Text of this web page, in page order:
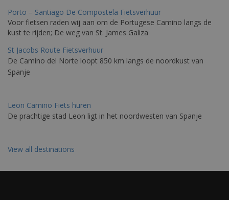
Porto – Santiago De Compostela Fietsverhuur
Voor fietsen raden wij aan om de Portugese Camino langs de
kust te rijden; De weg van St. James Galiza
St Jacobs Route Fietsverhuur
De Camino del Norte loopt 850 km langs de noordkust van
Spanje
Leon Camino Fiets huren
De prachtige stad Leon ligt in het noordwesten van Spanje
View all destinations